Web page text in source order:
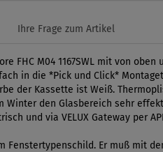
Ihre Frage zum Artikel
FHC M04 1167SWL mit von
in die *Pick und Click*
der Kassette ist Weiß.
den Glasbereich sehr
und via VELUX Gateway per
Fenstertypenschild. Er muß mit